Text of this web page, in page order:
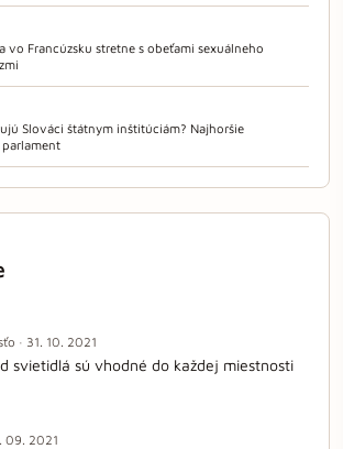
vo Francúzsku stretne s obeťami sexuálneho
Slováci štátnym inštitúciám? Najhoršie
· 31. 10. 2021
svietidlá sú vhodné do každej miestnosti
09. 2021